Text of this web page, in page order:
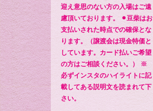
迎え意思のない方の入場はご遠
慮頂いております。 ⚫︎豆柴はお
支払いされた時点での確保とな
ります。（譲渡会は現金特価と
しています。カード払いご希望
の方はご相談ください。） ※
必ずインスタのハイライトに記
載してある説明文を読まれて下
さい。